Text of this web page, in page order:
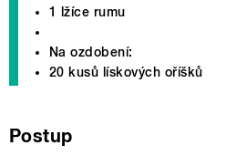
1 lžíce rumu
Na ozdobení:
20 kusů lískových oříšků
Postup